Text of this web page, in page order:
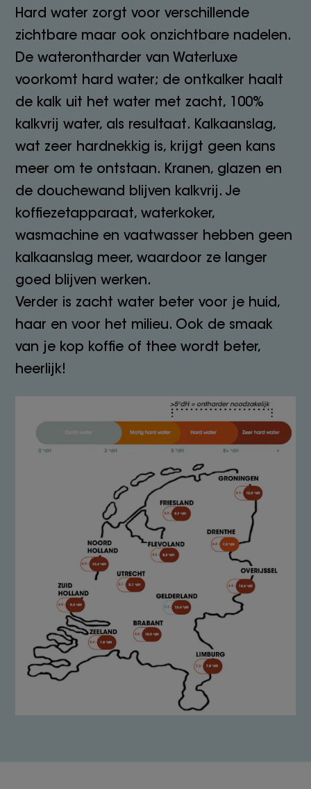
Hard water zorgt voor verschillende
zichtbare maar ook onzichtbare nadelen.
De waterontharder van Waterluxe
voorkomt hard water; de ontkalker haalt
de kalk uit het water met zacht, 100%
kalkvrij water, als resultaat. Kalkaanslag,
wat zeer hardnekkig is, krijgt geen kans
meer om te ontstaan. Kranen, glazen en
de douchewand blijven kalkvrij. Je
koffiezetapparaat, waterkoker,
wasmachine en vaatwasser hebben geen
kalkaanslag meer, waardoor ze langer
goed blijven werken.
Verder is zacht water beter voor je huid,
haar en voor het milieu. Ook de smaak
van je kop koffie of thee wordt beter,
heerlijk!